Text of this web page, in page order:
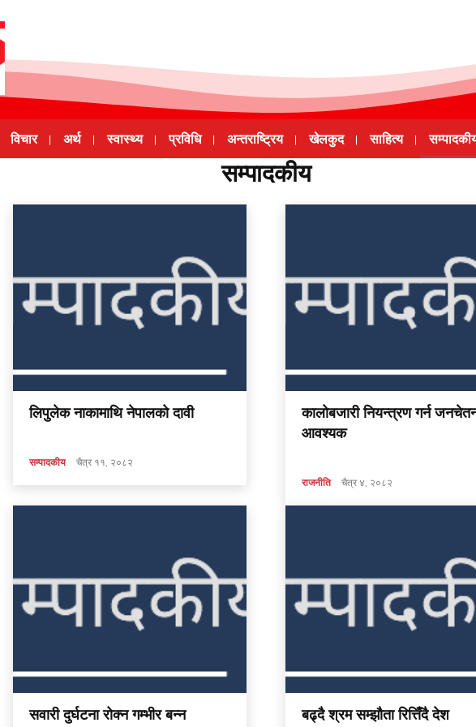
विचार अर्थ स्वास्थ्य प्रविधि अन्तराष्ट्रिय खेलकुद साहित्य
सम्पादकीय
लिपुलेक नाकामाथि नेपालको दावी
सम्पादकीय चैत्र ११, २०८२
कालोबजारी नियन्त्रण गर्न
आवश्यक
राजनीति चैत्र ४, २०८२
सवारी दुर्घटना रोक्न गम्भीर बन्न
बढ्दै श्रम सम्झौता रित्तिँदै देश